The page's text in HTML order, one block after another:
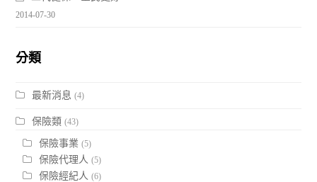
2014-07-30
分類
最新消息 (4)
保險類 (43)
保險事業 (5)
保險代理人 (5)
保險經紀人 (6)